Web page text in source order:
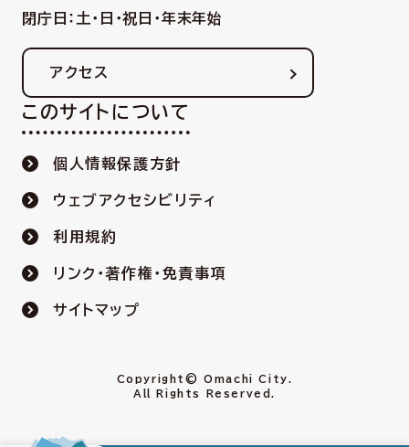
閉庁日：土・日・祝日・年末年始
アクセス
このサイトについて
個人情報保護方針
ウェブアクセシビリティ
利用規約
リンク・著作権・免責事項
サイトマップ
Copyright© Omachi City.
All Rights Reserved.